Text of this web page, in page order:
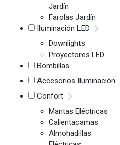
Jardín
Farolas Jardín
Iluminación LED
Downlights
Proyectores LED
Bombillas
Accesorios Iluminación
Confort
Mantas Eléctricas
Calientacamas
Almohadillas